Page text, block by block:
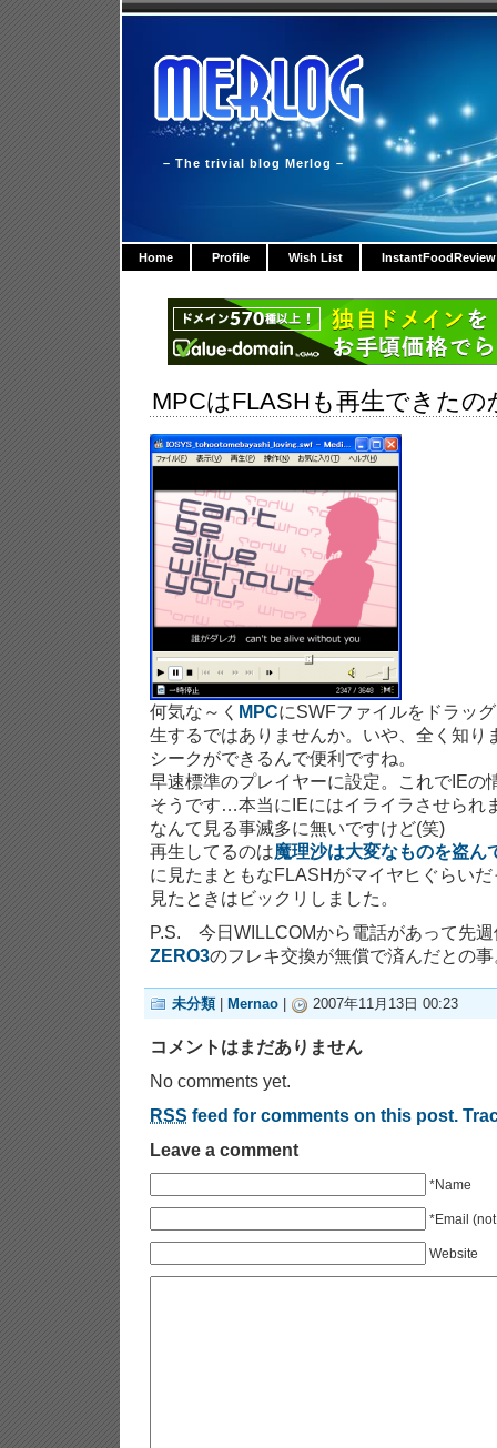
– The trivial blog Merlog –
Home Profile Wish List InstantFoodReview
MPCはFLASHも再生できたの
何気な～く MPCにSWFファイルをドラッ
生するではありませんか。いや、全く知り
シークができるんで便利ですね。
早速標準のプレイヤーに設定。これでIEの
そうです…本当にIEにはイライラさせら
なんて見る事滅多に無いですけど(笑)
再生してるのは魔理沙は大変なものを盗ん
に見たまともなFLASHがマイヤヒぐらい
見たときはビックリしました。
P.S. 今日WILLCOMから電話があって先
ZERO3のフレキ交換が無償で済んだとの
未分類| Mernao 2007年11月13日 00:23
コメントはまだありません
No comments yet.
RSS feed for comments on this post.
Leave a comment
*Name
*Email
Website